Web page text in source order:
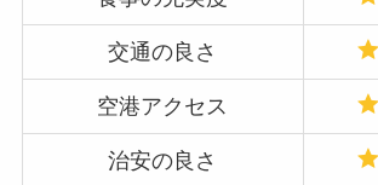
交通の良さ
空港アクセス
治安の良さ